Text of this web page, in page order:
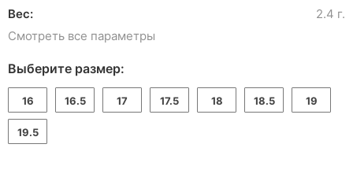
Вес:
2.4 г.
Смотреть все параметры
Выберите размер:
16 16.5 17 17.5 18 18.5 19
19.5